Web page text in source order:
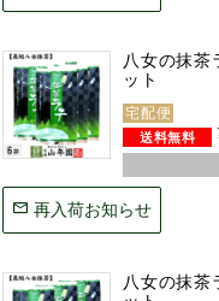
八女の抹茶
ット
宅配便
再入荷お知らせ
八女の抹茶